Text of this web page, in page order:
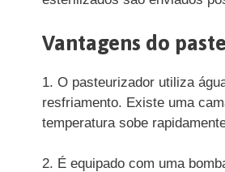
Vantagens do
1. O pasteurizador utiliza
resfriamento. Existe uma
temperatura sobe
2. É equipado com uma